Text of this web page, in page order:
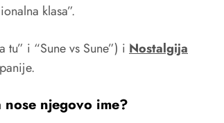
klasa”.
tu” i “Sune vs Sune”) i Nostalgija
nose njegovo ime?